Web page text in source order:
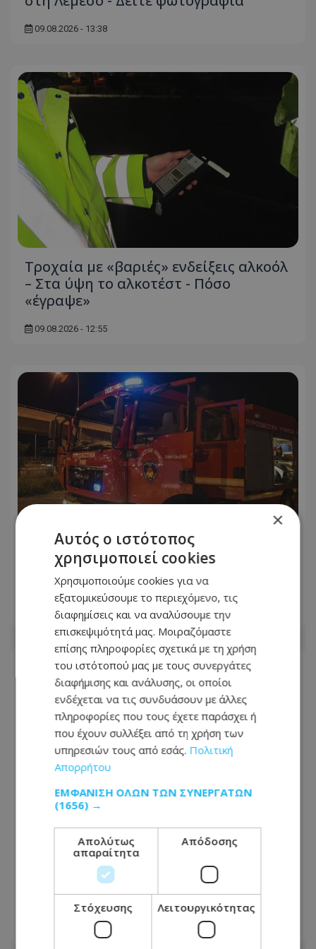
09.08.2026 - 13:38
Τροχαία με «βαριές» ενδείξεις αλκοόλ
– Στα ύψη το αλκοτέστ - Πόσο
«έγραψε»
09.08.2026 - 12:55
Νύχτα τρόμου στη Λάρνακα – Όχημα
τυλίχθηκε ξαφνικά στις φλόγες
09.08.2026 - 09:00
Θα πάτε θάλασσα; Κλειστό τμήμα
πολυσύχναστης λεωφόρου στον
Πρωταρά – Προσοχή συστήνει η
Αστυνομία
09.08.2026 - 08:01
×
Αυτός ο ιστότοπος
χρησιμοποιεί cookies
Χρησιμοποιούμε cookies για να
εξατομικεύσουμε το περιεχόμενο, τις
διαφημίσεις και να αναλύσουμε την
επισκεψιμότητά μας. Μοιραζόμαστε
επίσης πληροφορίες σχετικά με τη χρήση
του ιστότοπού μας με τους συνεργάτες
διαφήμισης και ανάλυσης, οι οποίοι
ενδέχεται να τις συνδυάσουν με άλλες
πληροφορίες που τους έχετε παράσχει ή
που έχουν συλλέξει από τη χρήση των
υπηρεσιών τους από εσάς. Πολιτική
Απορρήτου
ΕΜΦΆΝΙΣΗ ΌΛΩΝ ΤΩΝ ΣΥΝΕΡΓΑΤΏΝ
(1656) →
Απολύτως
απαραίτητα
Απόδοσης
Στόχευσης Λειτουργικότητας